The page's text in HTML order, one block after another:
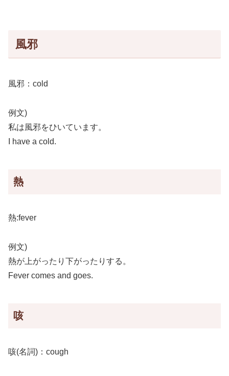
風邪
風邪：cold
例文)
私は風邪をひいています。
I have a cold.
熱
熱:fever
例文)
熱が上がったり下がったりする。
Fever comes and goes.
咳
咳(名詞)：cough